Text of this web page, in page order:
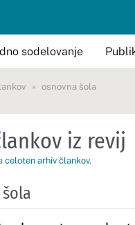
sodelovanje
osnovna šola
iz revij
celoten arhiv člankov.